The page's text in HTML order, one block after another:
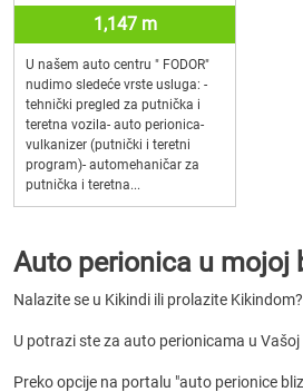
1,147 m
U našem auto centru " FODOR"
nudimo sledeće vrste usluga: -
tehnički pregled za putnička i
teretna vozila- auto perionica-
vulkanizer (putnički i teretni
program)- automehaničar za
putnička i teretna...
Auto perionica u mojoj
Nalazite se u Kikindi ili prolazite Kikindom?
U potrazi ste za auto perionicama u
Preko opcije na portalu "auto perionice